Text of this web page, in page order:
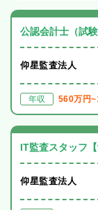
公認会計士（試
仰星監査法人
年収 560万円
IT監査スタッフ【
仰星監査法人